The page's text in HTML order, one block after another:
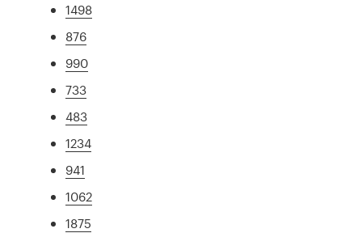
1498
876
990
733
483
1234
941
1062
1875